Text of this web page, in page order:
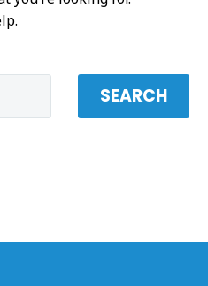
SEARCH